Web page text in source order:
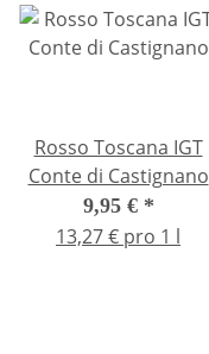
Rosso Toscana IGT
Conte di Castignano
9,95 € *
13,27 € pro 1 l